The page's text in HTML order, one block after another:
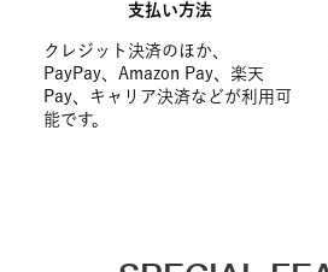
支払い方法
クレジット決済のほか、
PayPay、Amazon Pay、楽天
Pay、キャリア決済などが利用可
能です。